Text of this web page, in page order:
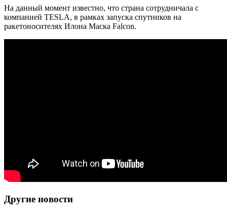
На данный момент известно, что страна сотрудничала с
компанией TESLA, в рамках запуска спутников на
ракетоносителях Илона Маска Falcon.
Другие новости